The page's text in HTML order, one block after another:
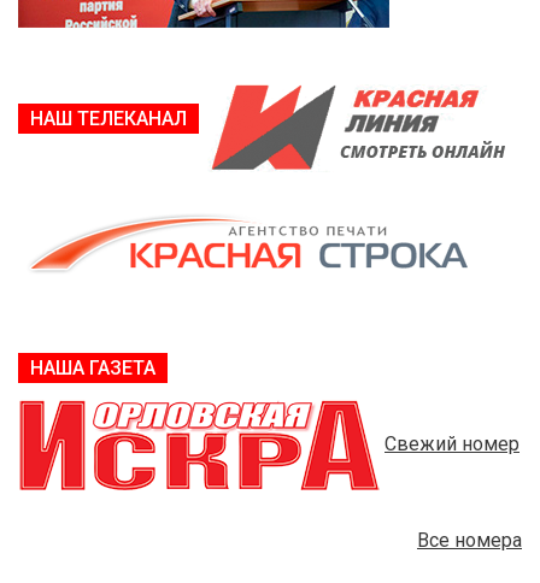
НАШ ТЕЛЕКАНАЛ
НАША ГАЗЕТА
Свежий номер
Все номера